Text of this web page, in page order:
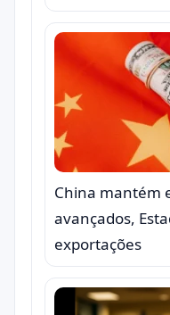
China mantém
avançados,
exportações